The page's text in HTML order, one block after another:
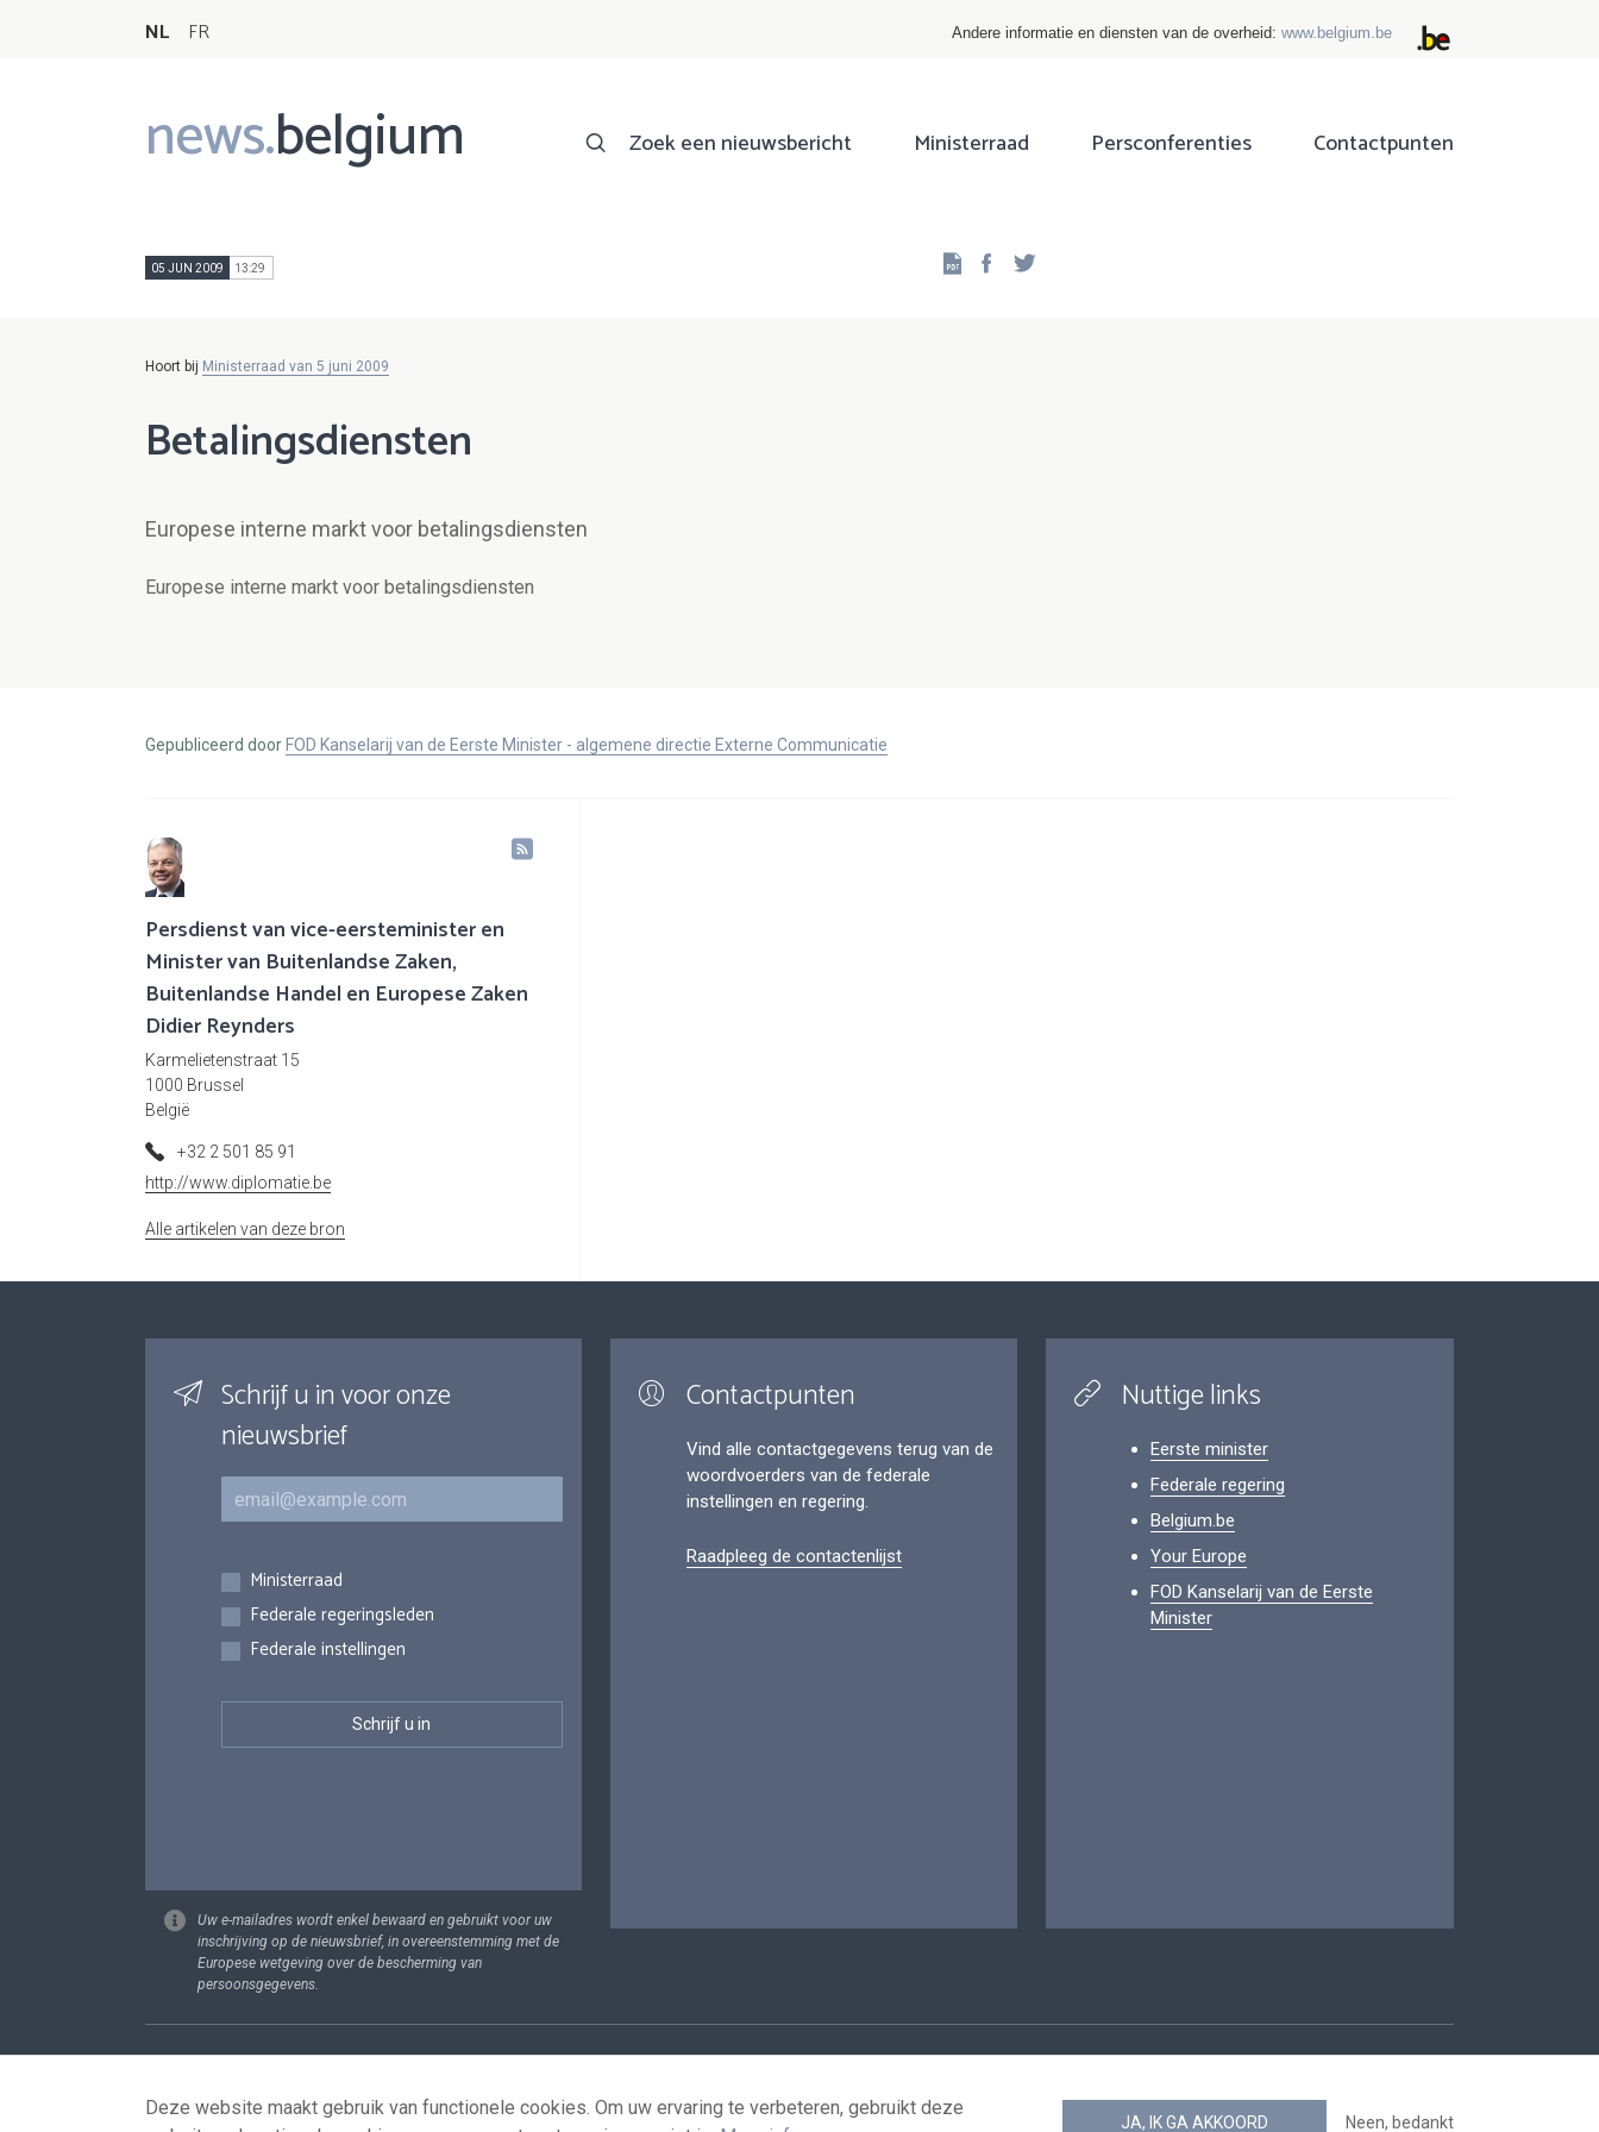
NL FR Andere informatie en diensten van de overheid: www.belgium.be
news.belgium
Main
navigation
Zoek een nieuwsbericht Ministerraad Persconferenties Contactpunten
05 JUN 2009 13:29 Facebook
Hoort bij Ministerraad van 5 juni 2009
Betalingsdiensten
Europese interne markt voor betalingsdiensten
Europese interne markt voor betalingsdiensten
Gepubliceerd door FOD Kanselarij van de Eerste Minister - algemene directie Externe Communicatie
Persdienst van vice-eersteminister en
Minister van Buitenlandse Zaken,
Buitenlandse Handel en Europese Zaken
Didier Reynders
Karmelietenstraat 15
1000 Brussel
België
+32 2 501 85 91
http://www.diplomatie.be
Alle artikelen van deze bron
Schrijf u in voor onze
nieuwsbrief
E-mail
Inschrijvingen
Ministerraad
Federale regeringsleden
Federale instellingen
Uw e-mailadres wordt enkel bewaard en gebruikt voor uw
inschrijving op de nieuwsbrief, in overeenstemming met de
Europese wetgeving over de bescherming van
persoonsgegevens.
Contactpunten
Vind alle contactgegevens terug van de
woordvoerders van de federale
instellingen en regering.
Raadpleeg de contactenlijst
Nuttige links
Eerste minister
Federale regering
Belgium.be
Your Europe
FOD Kanselarij van de Eerste
Minister
Footer
Deze website maakt gebruik van functionele cookies. Om uw ervaring te verbeteren, gebruikt deze
JA, IK GA AKKOORD Neen, bedankt